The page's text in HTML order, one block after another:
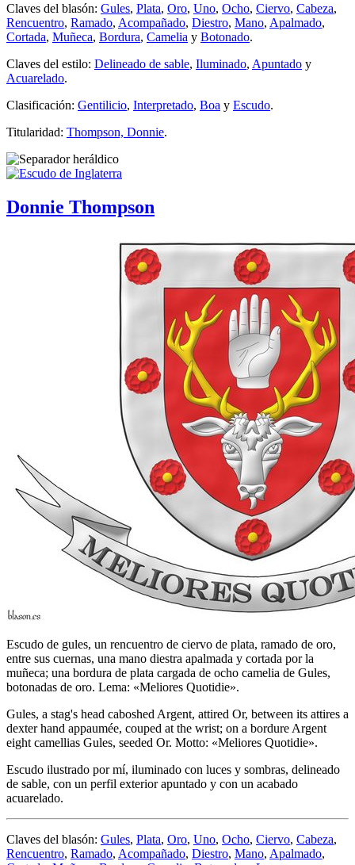
Claves del blasón: Gules, Plata, Oro, Uno, Ocho, Ciervo, Cabeza,
Rencuentro, Ramado, Acompañado, Diestro, Mano, Apalmado,
Cortada, Muñeca, Bordura, Camelia y Botonado.
Claves del estilo: Delineado de sable, Iluminado, Apuntado y
Acuarelado.
Clasificación: Gentilicio, Interpretado, Boa y Escudo.
Titularidad: Thompson, Donnie.
Donnie Thompson
Escudo de gules, un rencuentro de ciervo de plata, ramado de oro,
entre sus cuernas, una mano diestra apalmada y cortada por la
muñeca; una bordura de plata cargada de ocho camelia de Gules,
botonadas de oro. Lema: «Meliores Quotidie».
Gules, a stag's head caboshed Argent, attired Or, between its attires a
dexter hand appaumée, couped at the wrist; on a bordure Argent
eight camellias Gules, seeded Or. Motto: «Meliores Quotidie».
Escudo ilustrado por mí, iluminado con luces y sombras, delineado
de sable, con un perfil exterior apuntado y con un acabado
acuarelado.
Claves del blasón: Gules, Plata, Oro, Uno, Ocho, Ciervo, Cabeza,
Rencuentro, Ramado, Acompañado, Diestro, Mano, Apalmado,